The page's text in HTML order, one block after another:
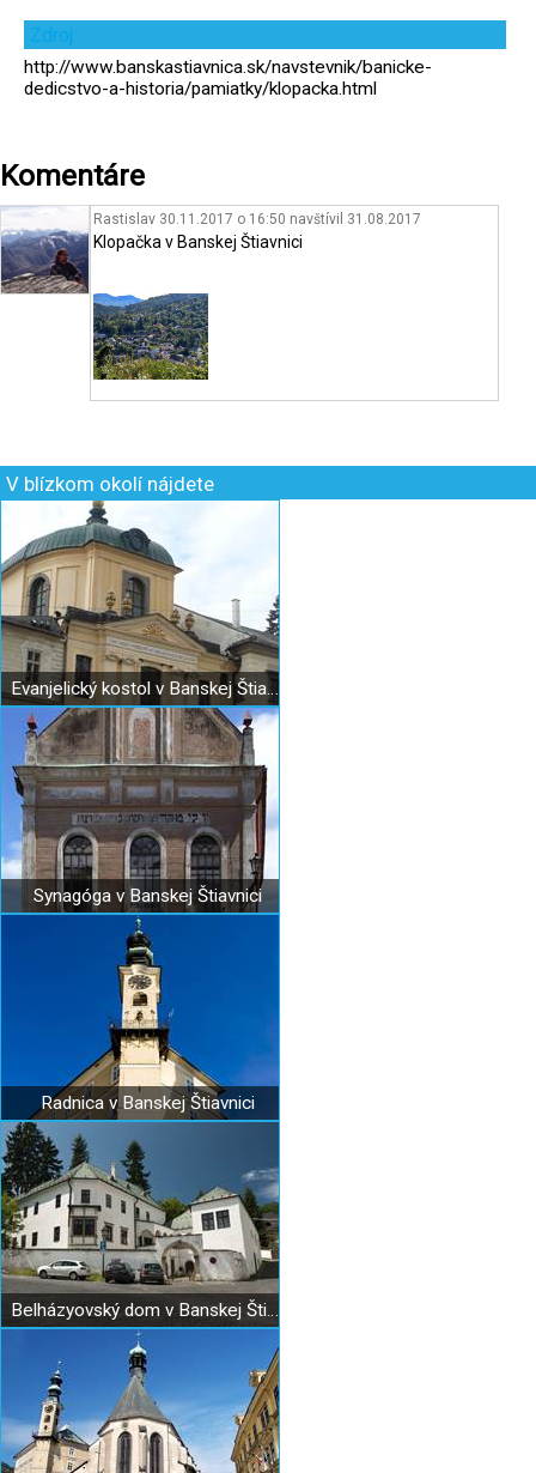
Zdroj
http://www.banskastiavnica.sk/navstevnik/banicke-
dedicstvo-a-historia/pamiatky/klopacka.html
Komentáre
Rastislav 30.11.2017 o 16:50 navštívil 31.08.2017
Klopačka v Banskej Štiavnici
V blízkom okolí nájdete
Evanjelický kostol v Banskej Štiavnici
Synagóga v Banskej Štiavnici
Radnica v Banskej Štiavnici
Belházyovský dom v Banskej Štiavnici